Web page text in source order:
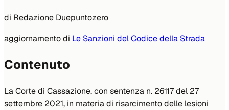
di Redazione Duepuntozero
aggiornamento di Le Sanzioni del Codice della Strada
Contenuto
La Corte di Cassazione, con sentenza n. 26117 del 27
settembre 2021, in materia di risarcimento delle lesioni